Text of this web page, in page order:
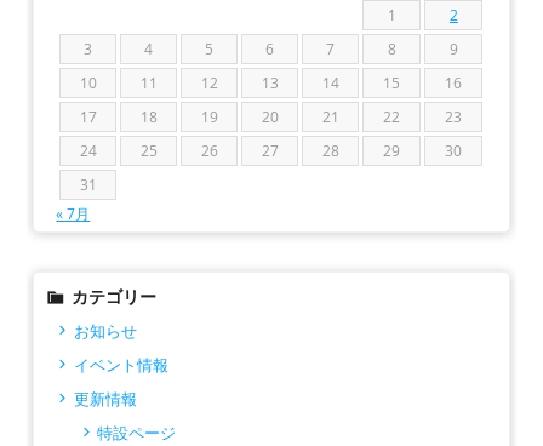
1
2
3
4 5 6 7 8
9
10
11 12 13 14 15
16
17
18 19 20 21 22
23
24
25 26 27 28 29
30
31
« 7月
カテゴリー
お知らせ
イベント情報
更新情報
特設ページ